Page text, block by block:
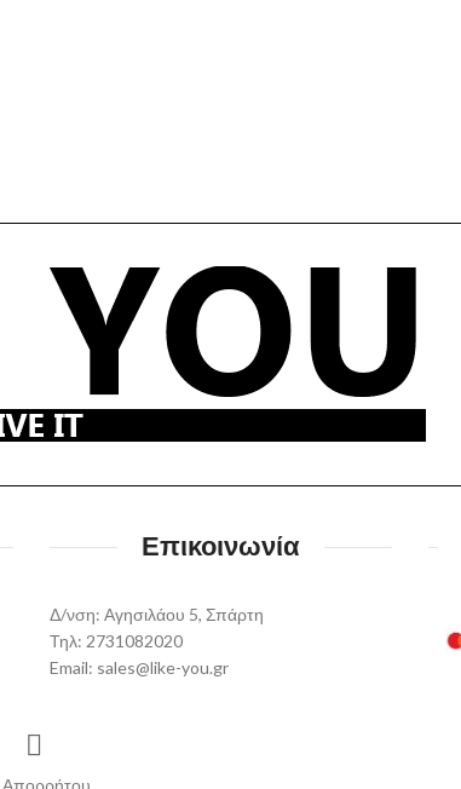
Επικοινωνία
Δ/νση: Αγησιλάου 5, Σπάρτη
Τηλ: 2731082020
Email: sales@like-you.gr